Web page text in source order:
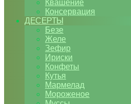
Квашение
Консервация
ДЕСЕРТЫ
Безе
Желе
Зефир
Ириски
Конфеты
Кутья
Мармелад
Мороженое